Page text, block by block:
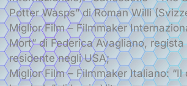
Potter Wasps” di Roman Willi
Miglior Film – Filmmaker
Mort” di Federica Avagliano, regista
residente negli USA;
Miglior Film – Filmmaker Italiano: “Il